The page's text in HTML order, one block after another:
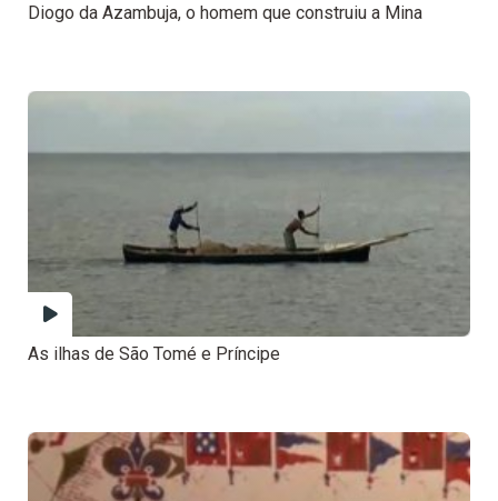
Diogo da Azambuja, o homem que construiu a Mina
As ilhas de São Tomé e Príncipe